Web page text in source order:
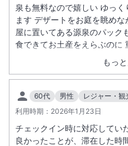
もっ
泉も無料なので嬉しい ゆっくり過ごすのに最適なお宿だと思い
ます デザートをお庭を眺めながら頂けるのもいいですね お部
屋に置いてある源泉のパックも楽しかった
食できてお土産をえらぶのに 重宝しました また伺いたいお宿
60代 男性
レジャー・観
利用時期： 2026年1月23日
チェックイン時に対応してい
良かったことが、滞在した時